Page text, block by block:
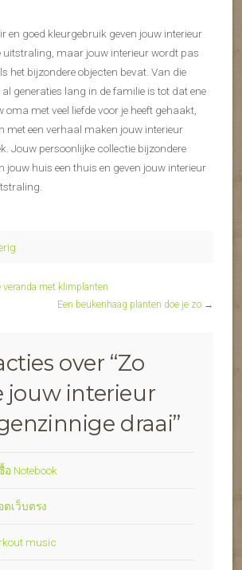
en goed kleurgebruik geven jouw interieur
uitstraling, maar jouw interieur wordt pas
het bijzondere objecten bevat. Van die
generaties lang in de familie is tot dat ene
oma met veel liefde voor je heeft gehaakt,
met een verhaal maken jouw interieur
Jouw persoonlijke collectie bijzondere
jouw huis een thuis en geven jouw interieur
veranda met klimplanten
Een beukenhaag planten doe je zo →
over “Zo
jouw interieur
draai”
อ Notebook
ตเว็บตรง
music